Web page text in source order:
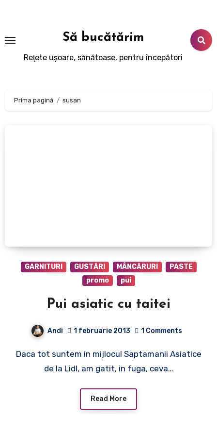
Să bucătărim
Reţete uşoare, sănătoase, pentru începători
Prima pagină susan
GARNITURI GUSTĂRI MÂNCĂRURI
PASTE
promo
pui
Pui asiatic cu taitei
Andi 1 februarie 2013 1 Comments
Daca tot suntem in mijlocul Saptamanii Asiatice
de la Lidl, am gatit, in fuga, ceva…
Read More